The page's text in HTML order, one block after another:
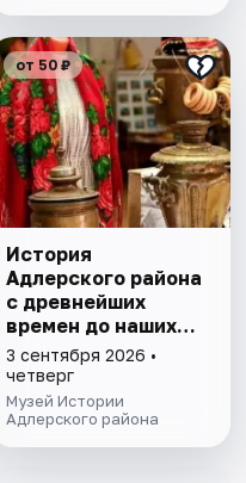
от 50 ₽
История
Адлерского района
с древнейших
времен до наших
дней
3 сентября 2026 •
четверг
Музей Истории
Адлерского района